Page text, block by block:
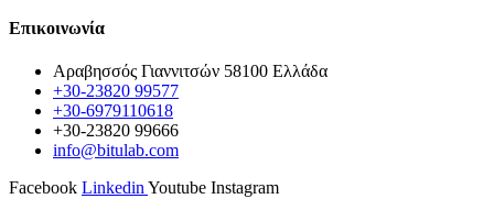
Επικοινωνία
Αραβησσός Γιαννιτσών 58100 Ελλάδα
+30-23820 99577
+30-6979110618
+30-23820 99666
info@bitulab.com
Facebook Linkedin Youtube Instagram